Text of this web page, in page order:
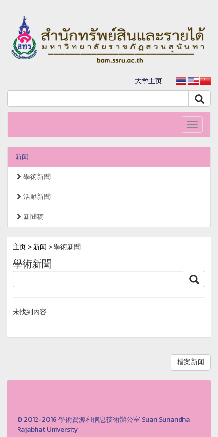
大学主页
Toggle
新闻
學術新聞
活動新聞
新聞稿
主页>新闻 > 學術新聞
學術新聞
未找到內容
檔案新闻
© 2012-2016 學術資源和信息技術辦公室 Suan Sunandha
Rajabhat University